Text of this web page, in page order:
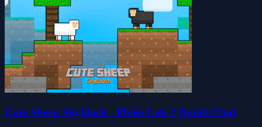
Cute Sheep Skyblock - Phiêu Lưu 2 Người Chơi